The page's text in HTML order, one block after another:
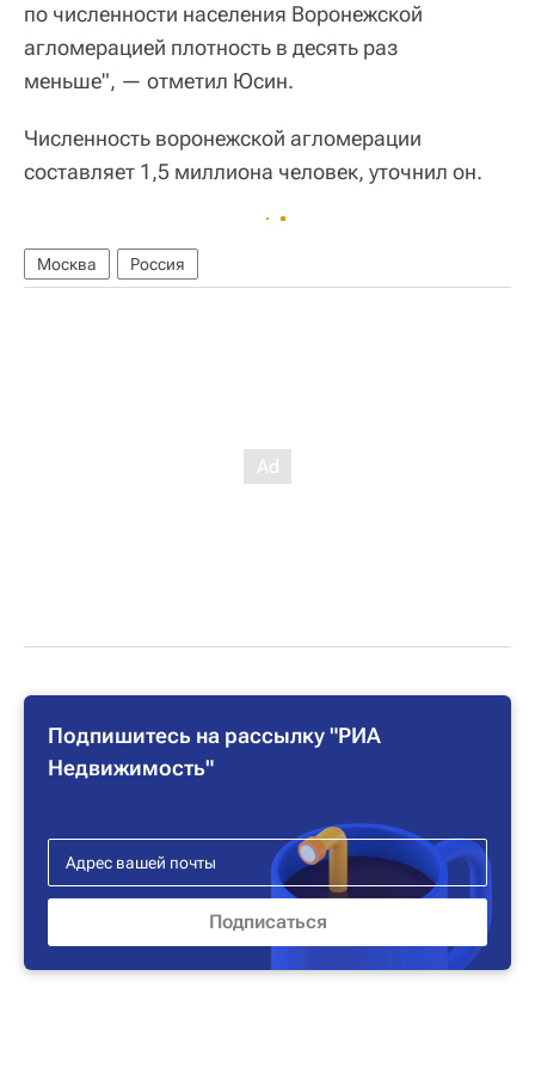
по численности населения Воронежской
агломерацией плотность в десять раз
меньше", — отметил Юсин.
Численность воронежской агломерации
составляет 1,5 миллиона человек, уточнил он.
Москва Россия
Подпишитесь на рассылку "РИА
Недвижимость"